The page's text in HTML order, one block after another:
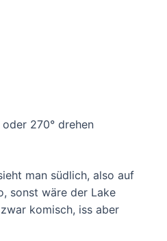
270° drehen
man südlich, also auf
sonst wäre der Lake
komisch, iss aber